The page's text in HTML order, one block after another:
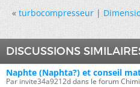
« turbocompresseur|
DISCUSSIONS
Naphte (Naphta?) et conseil
Par invite34a9212d dans le forum